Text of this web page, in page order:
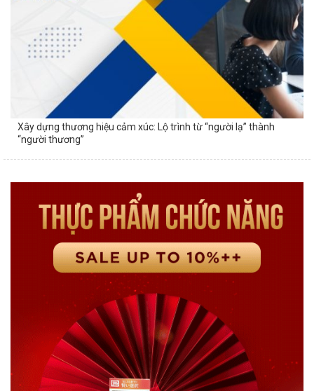
Xây dựng thương hiệu cảm xúc: Lộ trình từ “người lạ” thành
“người thương”